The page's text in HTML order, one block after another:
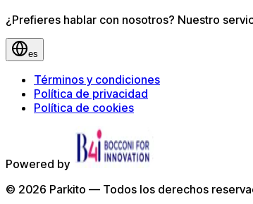
¿Prefieres hablar con nosotros? Nuestro
es
Términos y condiciones
Política de privacidad
Política de cookies
Powered by
© 2026 Parkito — Todos los derechos